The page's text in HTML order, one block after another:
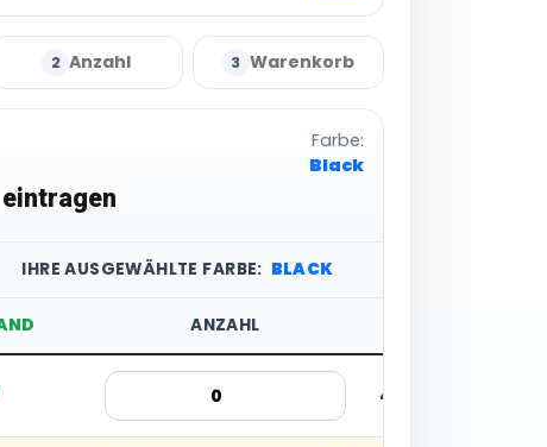
2 Anzahl 3 Warenkorb
Farbe:
Black
IHRE AUSGEWÄHLTE FARBE: BLACK
ANZAHL
4,11 € inkl. MwSt.